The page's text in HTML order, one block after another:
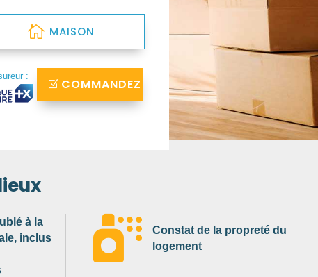
MAISON
:
COMMANDEZ
à la
inclus

Constat de la propreté du
logement